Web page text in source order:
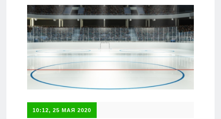
10:12, 25 МАЯ 2020